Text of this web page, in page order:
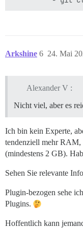
Arkshine 24. Mai
6
Alexander V :
Nicht viel, aber es
Ich bin kein Experte,
tendenziell mehr
(mindestens 2 GB).
Sehen Sie relevante
Plugin-bezogen sehe
Plugins.
Hoffentlich kann